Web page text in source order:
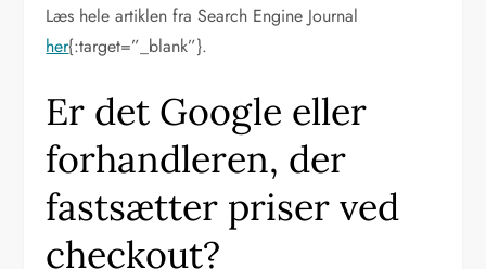
Læs hele artiklen fra Search Engine Journal
her{:target=”_blank”}.
Er det Google eller
forhandleren, der
fastsætter priser ved
checkout?